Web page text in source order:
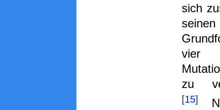
sich
vier
zu
[15]